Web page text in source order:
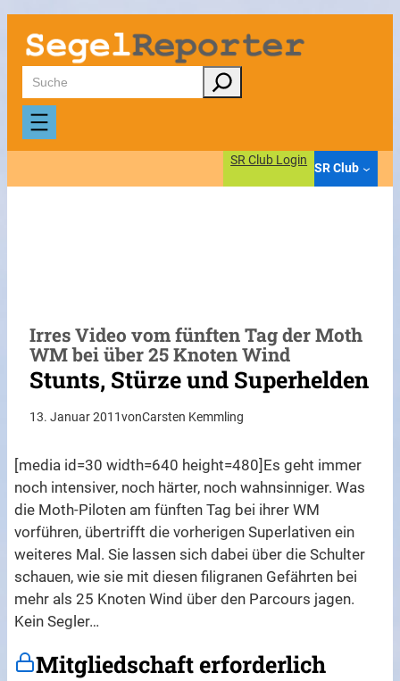
Zum
Inhalt
springen
Suchen
SR Club Login
SR Club
Irres Video vom fünften Tag der Moth
WM bei über 25 Knoten Wind
Stunts, Stürze und Superhelden
13. Januar 2011vonCarsten Kemmling
[media id=30 width=640 height=480]Es geht immer
noch intensiver, noch härter, noch wahnsinniger. Was
die Moth-Piloten am fünften Tag bei ihrer WM
vorführen, übertrifft die vorherigen Superlativen ein
weiteres Mal. Sie lassen sich dabei über die Schulter
schauen, wie sie mit diesen filigranen Gefährten bei
mehr als 25 Knoten Wind über den Parcours jagen.
Kein Segler…
Mitgliedschaft erforderlich